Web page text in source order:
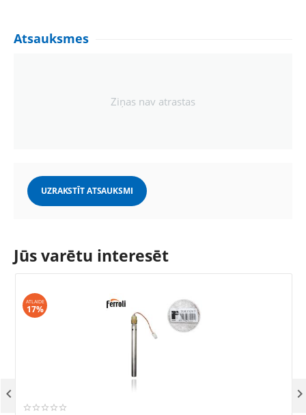
Atsauksmes
Ziņas nav atrastas
UZRAKSTĪT ATSAUKSMI
Jūs varētu interesēt
ATLAIDE
17%
